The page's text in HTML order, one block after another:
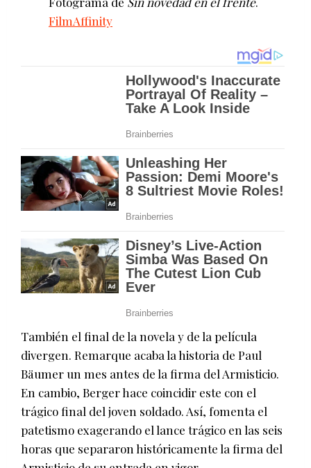
FilmAffinity
También el final de la novela y de la película
divergen. Remarque acaba la historia de Paul
Bäumer un mes antes de la firma del Armisticio.
En cambio, Berger hace coincidir este con el
trágico final del joven soldado. Así, fomenta el
patetismo exagerando el lance trágico en las seis
horas que separaron históricamente la firma del